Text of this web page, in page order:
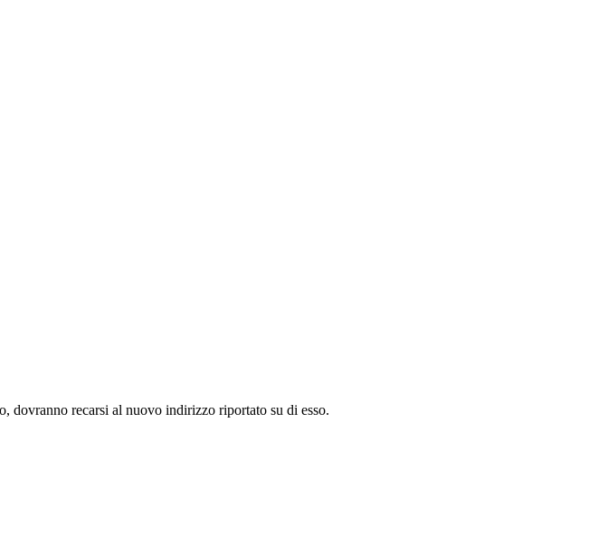
dovranno recarsi al nuovo indirizzo riportato su di esso.